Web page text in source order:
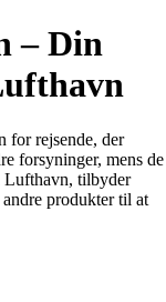
– Din
for rejsende, der
forsyninger, mens de
Lufthavn, tilbyder
produkter til at